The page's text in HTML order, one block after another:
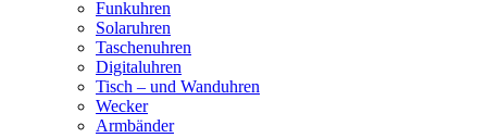
Funkuhren
Solaruhren
Taschenuhren
Digitaluhren
Tisch – und Wanduhren
Wecker
Armbänder